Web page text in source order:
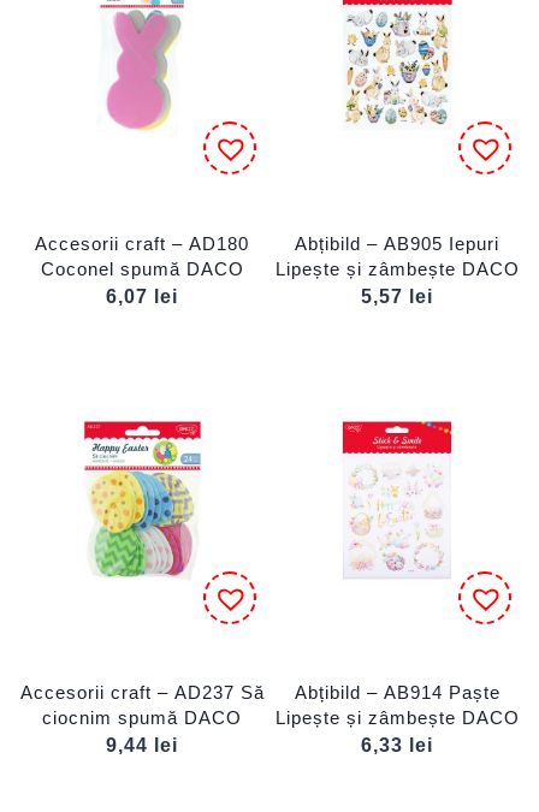
Accesorii craft – AD180
Coconel spumă DACO
6,07
lei
Abțibild – AB905 Iepuri
Lipește și zâmbește DACO
5,57
lei
Accesorii craft – AD237 Să
ciocnim spumă DACO
9,44
lei
Abțibild – AB914 Paște
Lipește și zâmbește DACO
6,33
lei